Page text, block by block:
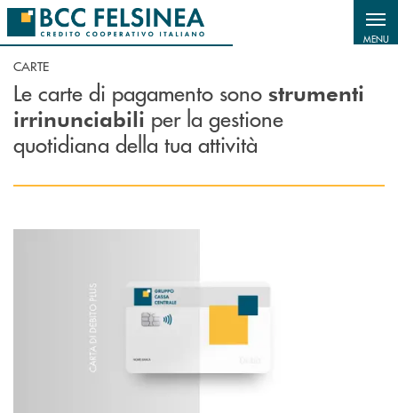
Salta al contenuto principale
MENU
CARTE
Le carte di pagamento sono strumenti
irrinunciabili per la gestione
quotidiana della tua attività